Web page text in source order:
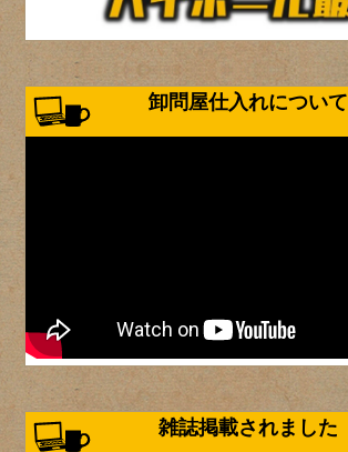
卸問屋仕入れについて
雑誌掲載されました